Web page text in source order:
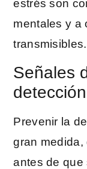
estrés son
mentales y a
transmisibles.
Señales
Prevenir la
gran
antes de que